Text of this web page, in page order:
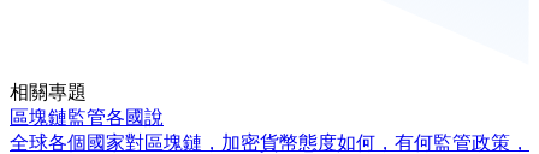
相關專題
區塊鏈監管各國說
全球各個國家對區塊鏈，加密貨幣態度如何，有何監管政策，